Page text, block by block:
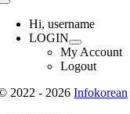
Toggle
NavigationHi, username
LOGIN
My Account
Logout
2022 - 2026Infokorean